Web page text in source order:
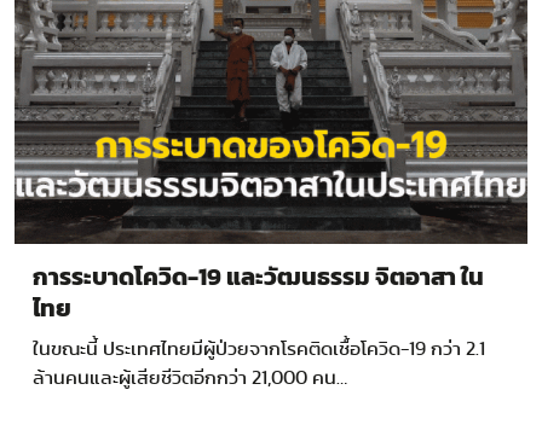
การระบาดโควิด-19 และวัฒนธรรม จิตอาสา ใน
ไทย
ในขณะนี้ ประเทศไทยมีผู้ป่วยจากโรคติดเชื้อโควิด-19 กว่า 2.1
ล้านคนและผู้เสียชีวิตอีกกว่า 21,000 คน…